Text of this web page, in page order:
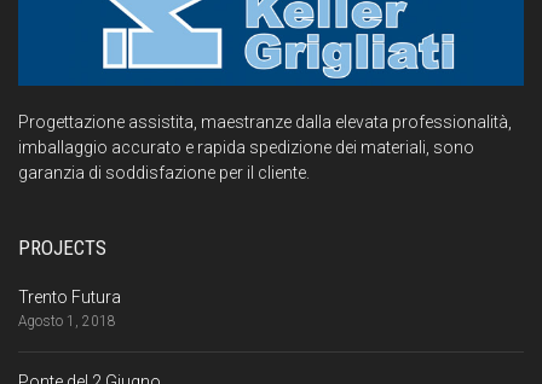
Progettazione assistita, maestranze dalla elevata professionalità,
imballaggio accurato e rapida spedizione dei materiali, sono
garanzia di soddisfazione per il cliente.
PROJECTS
Trento Futura
Agosto 1, 2018